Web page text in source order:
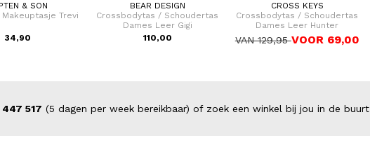
& SON
Trevi
34,90
BEAR DESIGN
Crossbodytas / Schoudertas
Dames Leer Gigi
110,00
CROSS KEYS
Crossbodytas / Schoudertas
Dames Leer Hunter
VAN 129,95VOOR 69,00
447 517 (5 dagen per week bereikbaar) of zoek een winkel bij jou in de buurt